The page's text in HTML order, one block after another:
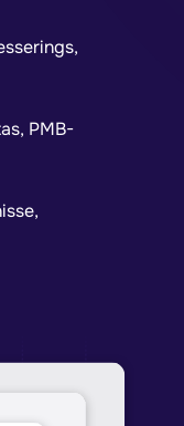
PMB-